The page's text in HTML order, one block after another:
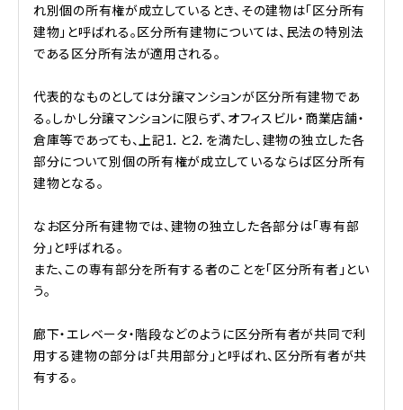
れ別個の所有権が成立しているとき、その建物は「区分所有
建物」と呼ばれる。区分所有建物については、民法の特別法
である区分所有法が適用される。
代表的なものとしては分譲マンションが区分所有建物であ
る。しかし分譲マンションに限らず、オフィスビル・商業店舗・
倉庫等であっても、上記1．と2．を満たし、建物の独立した各
部分について別個の所有権が成立しているならば区分所有
建物となる。
なお区分所有建物では、建物の独立した各部分は「専有部
分」と呼ばれる。
また、この専有部分を所有する者のことを「区分所有者」とい
う。
廊下・エレベータ・階段などのように区分所有者が共同で利
用する建物の部分は「共用部分」と呼ばれ、区分所有者が共
有する。